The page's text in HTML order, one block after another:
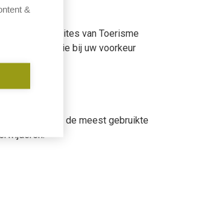
u op de websites van Toerisme
zien krijgen die bij uw voorkeur
een lijst met de meest gebruikte
&